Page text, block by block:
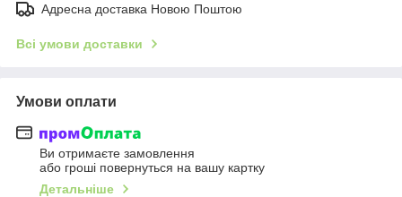
Адресна доставка Новою Поштою
Всі умови доставки
Умови оплати
Ви отримаєте замовлення
або гроші повернуться на вашу картку
Детальніше